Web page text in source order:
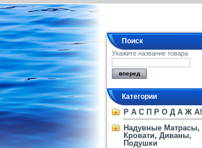
Поиск
Укажите название товара
Категории
Р А С П Р О Д А Ж А!
Надувные Матрасы,
Кровати, Диваны,
Подушки